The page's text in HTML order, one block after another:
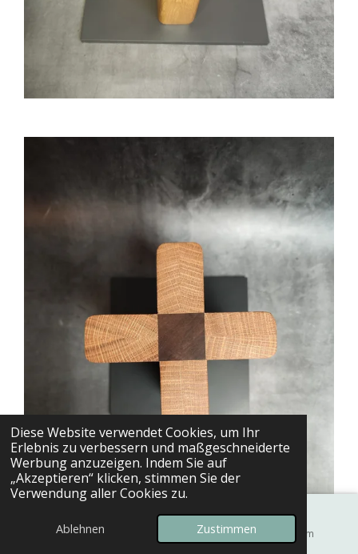
Diese Website verwendet Cookies, um Ihr
Erlebnis zu verbessern und maßgeschneiderte
Werbung anzuzeigen. Indem Sie auf
„Akzeptieren“ klicken, stimmen Sie der
Verwendung aller Cookies zu.
Ablehnen Zustimmen
E-Mail Instagram